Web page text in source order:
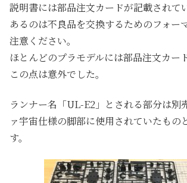
説明書には部品注文カードが記載されて
あるのは不良品を交換するためのフォー
注意ください。
ほとんどのプラモデルには部品注文カー
この点は意外でした。
ランナー名「UL-E2」とされる部分は別
ァ宇宙仕様の脚部に使用されていたもの
す。